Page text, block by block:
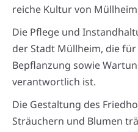
reiche Kultur von
Die Pflege und
der Stadt Müllheim, die
Bepflanzung sowie
verantwortlich ist.
Die Gestaltung des
Sträuchern und Blumen